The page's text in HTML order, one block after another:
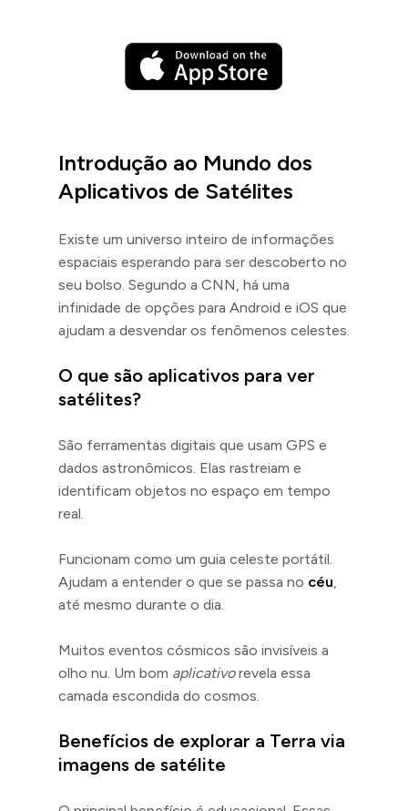
Introdução ao Mundo dos
Aplicativos de Satélites
Existe um universo inteiro de informações
espaciais esperando para ser descoberto no
seu bolso. Segundo a CNN, há uma
infinidade de opções para Android e iOS que
ajudam a desvendar os fenômenos celestes.
O que são aplicativos para ver
satélites?
São ferramentas digitais que usam GPS e
dados astronômicos. Elas rastreiam e
identificam objetos no espaço em tempo
real.
Funcionam como um guia celeste portátil.
Ajudam a entender o que se passa no céu
até mesmo durante o dia.
Muitos eventos cósmicos são invisíveis a
olho nu. Um bom aplicativorevela essa
camada escondida do cosmos.
Benefícios de explorar a Terra via
imagens de satélite